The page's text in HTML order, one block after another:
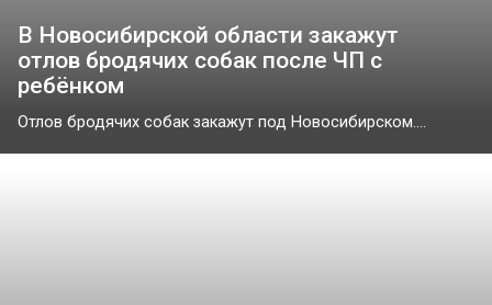
В Новосибирской области закажут
отлов бродячих собак после ЧП с
ребёнком
Отлов бродячих собак закажут под Новосибирском....